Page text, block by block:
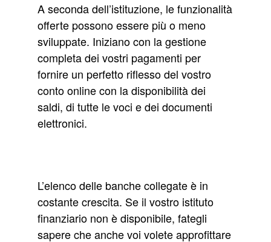
A seconda dell’istituzione, le funzionalità
offerte possono essere più o meno
sviluppate. Iniziano con la gestione
completa dei vostri pagamenti per
fornire un perfetto riflesso del vostro
conto online con la disponibilità dei
saldi, di tutte le voci e dei documenti
elettronici.
L’elenco delle banche collegate è in
costante crescita. Se il vostro istituto
finanziario non è disponibile, fategli
sapere che anche voi volete approfittare